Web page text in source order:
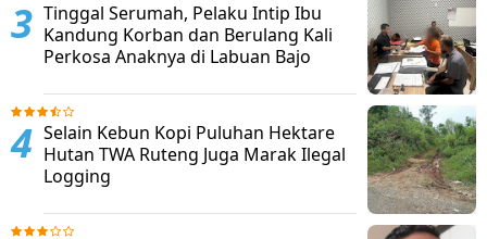
Tinggal Serumah, Pelaku Intip Ibu
Kandung Korban dan Berulang Kali
Perkosa Anaknya di Labuan Bajo
Selain Kebun Kopi Puluhan Hektare
Hutan TWA Ruteng Juga Marak Ilegal
Logging